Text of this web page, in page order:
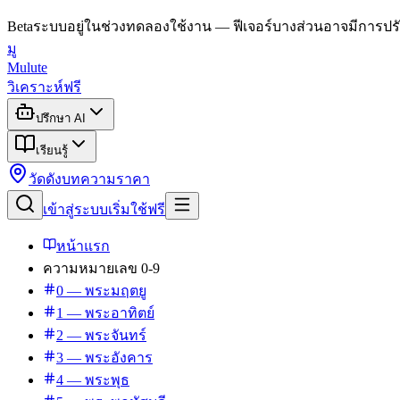
Betaระบบอยู่ในช่วงทดลองใช้งาน — ฟีเจอร์บางส่วนอาจมีการป
มู
Mulute
วิเคราะห์ฟรี
ปรึกษา AI
เรียนรู้
วัดดังบทความราคา
เข้าสู่ระบบเริ่มใช้ฟรี
หน้าแรก
ความหมายเลข 0-9
0 — พระมฤตยู
1 — พระอาทิตย์
2 — พระจันทร์
3 — พระอังคาร
4 — พระพุธ